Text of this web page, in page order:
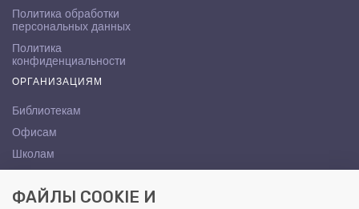
Политика обработки
персональных данных
Политика
конфиденциальности
ОРГАНИЗАЦИЯМ
Библиотекам
Офисам
Школам
КОНТАКТЫ
ФАЙЛЫ COOKIE И